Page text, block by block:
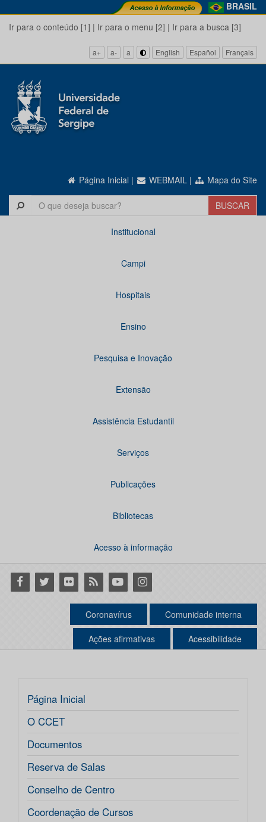
BRASIL
Ir para o conteúdo [1] | Ir para o menu [2] | Ir para a busca [3]
a+ a- a English Español Français
Página Inicial | WEBMAIL | Mapa do Site
Institucional
Campi
Hospitais
Ensino
Pesquisa e Inovação
Extensão
Assistência Estudantil
Serviços
Publicações
Bibliotecas
Acesso à informação
Facebook
Twitter Flickr RSS YoutubeInstagram
Coronavírus Comunidade interna
Ações afirmativas Acessibilidade
Página Inicial
O CCET
Documentos
Reserva de Salas
Conselho de Centro
Coordenação de Cursos